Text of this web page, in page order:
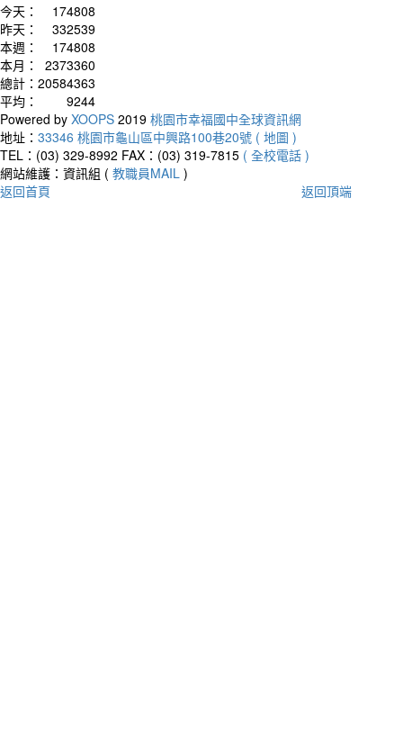
今天：
174808
昨天：
332539
本週：
174808
本月：
2373360
總計： 20584363
平均：
9244
Powered by XOOPS 2019 桃園市幸福國中全球資訊網
地址： 33346 桃園市龜山區中興路100巷20號 ( 地圖 )
TEL：(03) 329-8992 FAX：(03) 319-7815 ( 全校電話 )
網站維護：資訊組 ( 教職員MAIL )
返回首頁
返回頂端